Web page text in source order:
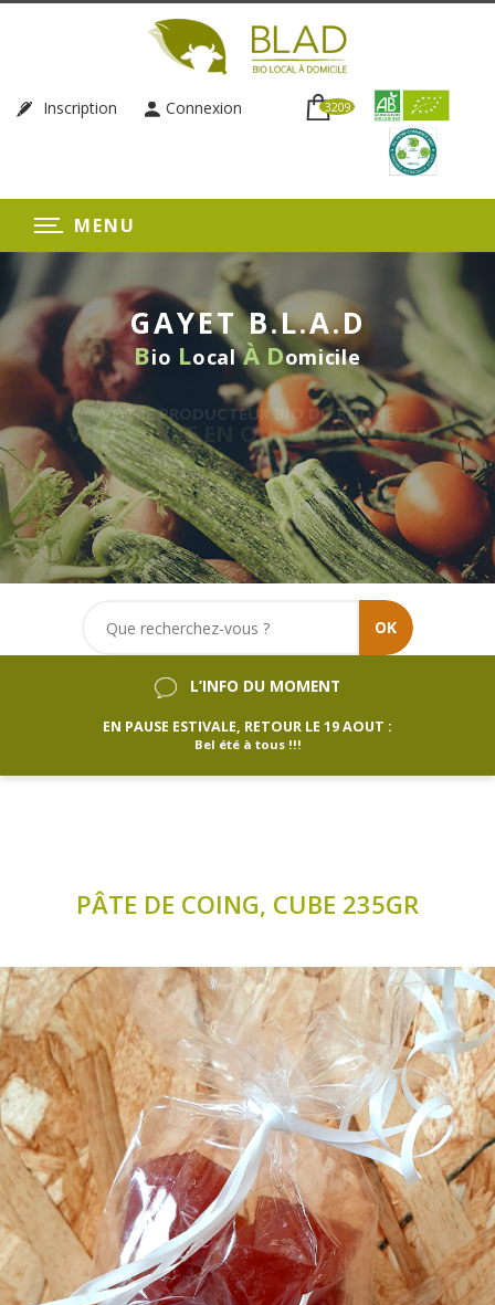
Inscription Connexion 3209
MENU
GAYET B.L.A.D
Bio LocalÀ Domicile
DU RHÔNE
CLICS
LIVRAISON
SANS
OK
L’INFO DU MOMENT
EN PAUSE ESTIVALE, RETOUR LE 19 AOUT :
Bel été à tous !!!
PÂTE DE COING, CUBE 235GR